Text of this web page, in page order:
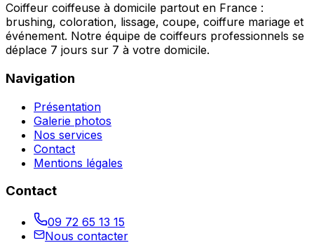
Coiffeur coiffeuse à domicile partout en France :
brushing, coloration, lissage, coupe, coiffure mariage et
événement. Notre équipe de coiffeurs professionnels se
déplace 7 jours sur 7 à votre domicile.
Navigation
Présentation
Galerie photos
Nos services
Contact
Mentions légales
Contact
09 72 65 13 15
Nous contacter